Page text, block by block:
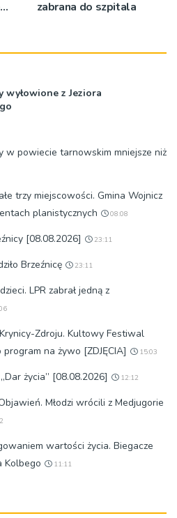
zabrana do szpitala
wyłowione z Jeziora
w powiecie tarnowskim mniejsze niż
trzy miejscowości. Gmina Wojnicz
planistycznych
08:08
[08.08.2026] 23:11
Brzeźnicę 23:11
LPR zabrał jedną z
Zdroju. Kultowy Festiwal
program na żywo [ZDJĘCIA]
15:03
życia” [08.08.2026] 12:12
Młodzi wrócili z Medjugorie
wartości życia. Biegacze
Kolbego
11:11